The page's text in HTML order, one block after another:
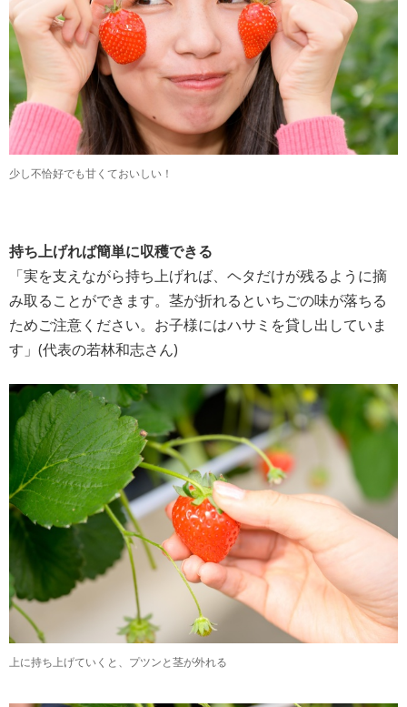
少し不恰好でも甘くておいしい！
持ち上げれば簡単に収穫できる
「実を支えながら持ち上げれば、ヘタだけが残るように摘
み取ることができます。茎が折れるといちごの味が落ちる
ためご注意ください。お子様にはハサミを貸し出していま
す」(代表の若林和志さん)
上に持ち上げていくと、プツンと茎が外れる